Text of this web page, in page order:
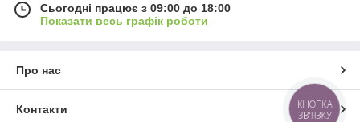
Сьогодні працює з 09:00 до 18:00
Показати весь графік роботи
Про нас
Контакти
КНОПКА
ЗВ'ЯЗКУ